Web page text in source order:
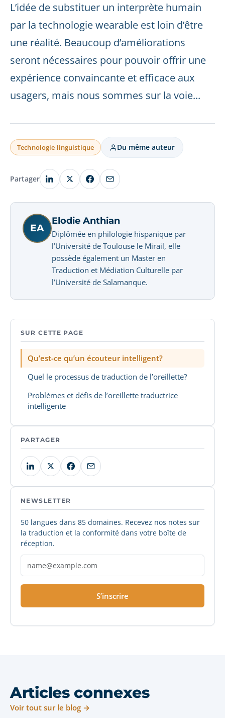
L’idée de substituer un interprète humain
par la technologie wearable est loin d’être
une réalité. Beaucoup d’améliorations
seront nécessaires pour pouvoir offrir une
expérience convaincante et efficace aux
usagers, mais nous sommes sur la voie...
Technologie linguistique Du même auteur
Partager
EA
Elodie Anthian
Diplômée en philologie hispanique par
l’Université de Toulouse le Mirail, elle
possède également un Master en
Traduction et Médiation Culturelle par
l’Université de Salamanque.
SUR CETTE PAGE
Qu’est-ce qu’un écouteur intelligent?
Quel le processus de traduction de l’oreillette?
Problèmes et défis de l’oreillette traductrice
intelligente
PARTAGER
NEWSLETTER
50 langues dans 85 domaines. Recevez nos notes sur
la traduction et la conformité dans votre boîte de
réception.
S’inscrire
Articles connexes
Voir tout sur le blog →